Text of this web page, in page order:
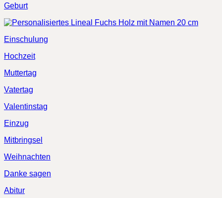
Geburt
Einschulung
Hochzeit
Muttertag
Vatertag
Valentinstag
Einzug
Mitbringsel
Weihnachten
Danke sagen
Abitur